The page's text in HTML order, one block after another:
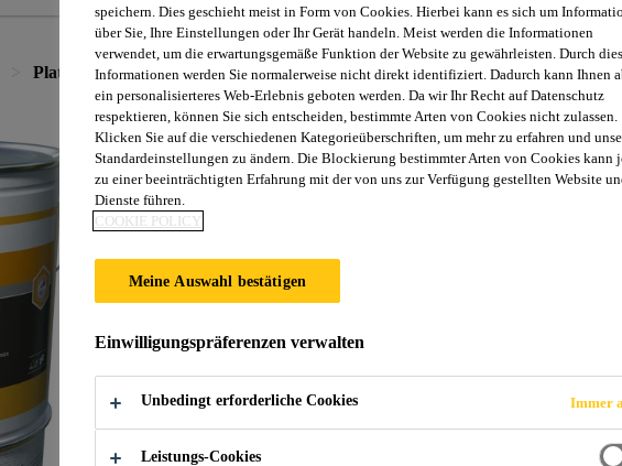
Plattenwerkstoffe Abdichtungen, Entkopplungen und
SCHÖNOX®
Standfeste Polyurethan-
2-komponentige, standfeste, manuell applizierte
chemikalienbeständiger, rissüberbrückender
Flexibel und rissüberbrückend auch bei niedrigen
Hohe Chemikalienbeständigkeit
speichern. Dies geschieht meist in Form von Cookies. Hierbei kann es sich um
über Sie, Ihre Einstellungen oder Ihr Gerät handeln. Meist werden die Informationen
verwendet, um die erwartungsgemäße Funktion der Website zu gewährleisten. Durch
Informationen werden Sie normalerweise nicht direkt identifiziert. Dadurch kann Ihnen
ein personalisierteres Web-Erlebnis geboten werden. Da wir Ihr Recht auf Datenschutz
respektieren, können Sie sich entscheiden, bestimmte Arten von Cookies nicht zulassen.
Klicken Sie auf die verschiedenen Kategorieüberschriften, um mehr zu erfahren und
Standardeinstellungen zu ändern. Die Blockierung bestimmter Arten von Cookies kann
zu einer beeinträchtigten Erfahrung mit der von uns zur Verfügung gestellten Website
Dienste führen.
COOKIE POLICY
Meine Auswahl bestätigen
Einwilligungspräferenzen verwalten
Unbedingt erforderliche Cookies Immer
Leistungs-Cookies